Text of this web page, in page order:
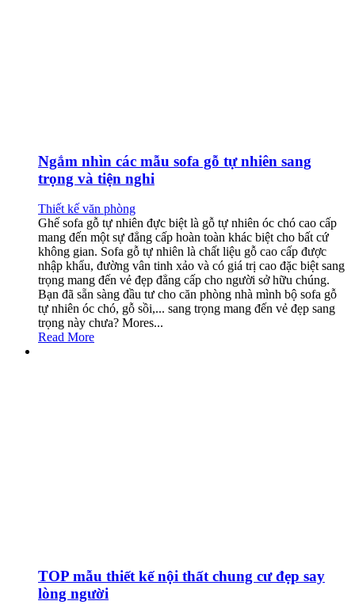
Ngắm nhìn các mẫu sofa gỗ tự nhiên sang
trọng và tiện nghi
Thiết kế văn phòng
Ghế sofa gỗ tự nhiên đực biệt là gỗ tự nhiên óc chó cao cấp
mang đến một sự đẳng cấp hoàn toàn khác biệt cho bất cứ
không gian. Sofa gỗ tự nhiên là chất liệu gỗ cao cấp được
nhập khẩu, đường vân tinh xảo và có giá trị cao đặc biệt sang
trọng mang đến vẻ đẹp đẳng cấp cho người sở hữu chúng.
Bạn đã sẵn sàng đầu tư cho căn phòng nhà mình bộ sofa gỗ
tự nhiên óc chó, gỗ sồi,... sang trọng mang đến vẻ đẹp sang
trọng này chưa? Mores...
Read More
TOP mẫu thiết kế nội thất chung cư đẹp say
lòng người